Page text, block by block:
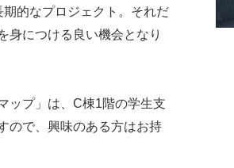
的なプロジェクト。それだ
身につける良い機会となり
ップ」は、C棟1階の学生支
ので、興味のある方はお持